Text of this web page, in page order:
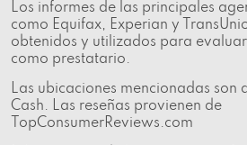
Los informes de las principales
como Equifax, Experian y
obtenidos y utilizados para
como prestatario.
Las ubicaciones mencionadas son
Cash. Las reseñas provienen de
TopConsumerReviews.com